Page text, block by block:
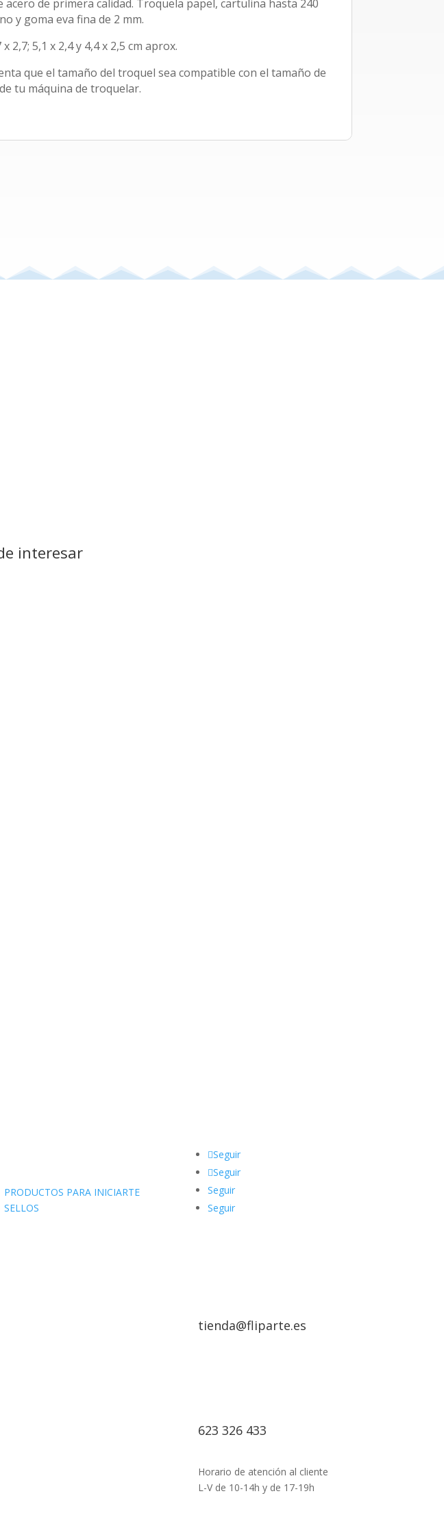
acero de primera calidad. Troquela papel, cartulina hasta 240
y goma eva fina de 2 mm.
2,7; 5,1 x 2,4 y 4,4 x 2,5 cm aprox.
que el tamaño del troquel sea compatible con el tamaño de
tu máquina de troquelar.
interesar
PRODUCTOS PARA INICIARTE
SELLOS
Seguir
Seguir
Seguir
Seguir
tienda@fliparte.es
623 326 433
Horario de atención al cliente
L-V de 10-14h y de 17-19h